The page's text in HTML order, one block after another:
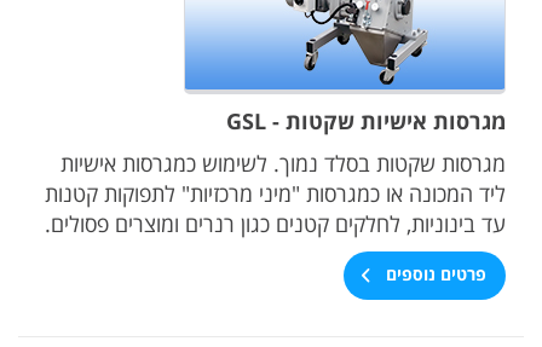
מגרסות אישיות שקטות - GSL
מגרסות שקטות בסלד נמוך. לשימוש כמגרסות אישיות
ליד המכונה או כמגרסות "מיני מרכזיות" לתפוקות קטנות
עד בינוניות, לחלקים קטנים כגון רנרים ומוצרים פסולים.
פרטים נוספים